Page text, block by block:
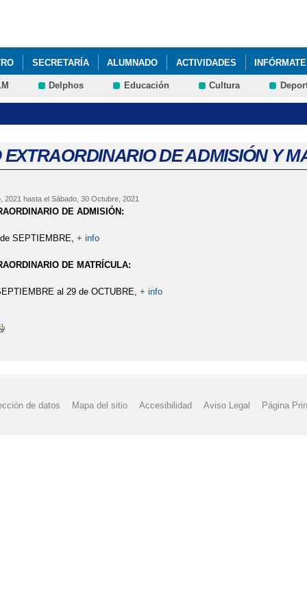
SECRETARÍA ALUMNADO ACTIVIDADES INFÓRMATE
Delphos Educación Cultura
DE ADMISIÓN Y
2021 hasta el Sábado, 30 Octubre, 2021
DE ADMISIÓN:
SEPTIEMBRE,+ info
DE MATRÍCULA:
al 29 de OCTUBRE,+ info
de datos Mapa del sitio Accesibilidad Aviso Legal Página